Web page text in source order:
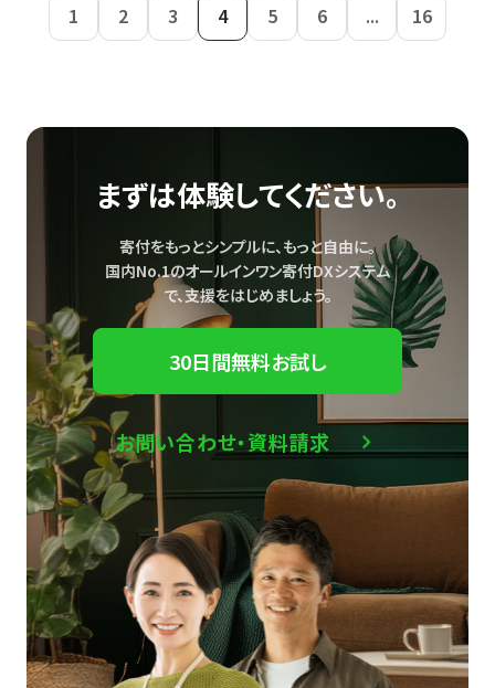
1 2 3 4 5 6 ... 16
まずは体験してください。
寄付をもっとシンプルに、もっと自由に。
国内No.1のオールインワン寄付DXシステム
で、支援をはじめましょう。
30日間無料お試し
お問い合わせ・資料請求